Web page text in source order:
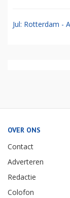
Jul: Rotterdam -
OVER ONS
Contact
Adverteren
Redactie
Colofon